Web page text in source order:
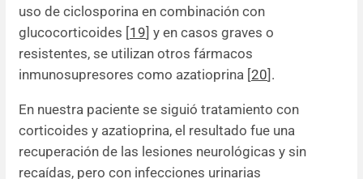
uso de ciclosporina en combinación con
glucocorticoides [19] y en casos graves o
resistentes, se utilizan otros fármacos
inmunosupresores como azatioprina [20].
En nuestra paciente se siguió tratamiento con
corticoides y azatioprina, el resultado fue una
recuperación de las lesiones neurológicas y sin
recaídas, pero con infecciones urinarias